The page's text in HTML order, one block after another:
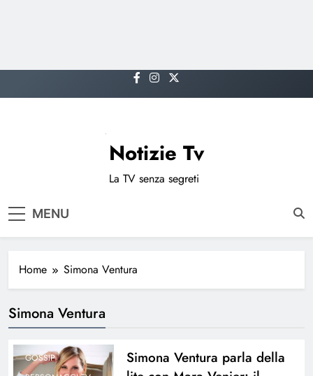
to
Notizie Tv
La TV senza segreti
MENU
Home Simona Ventura
Simona Ventura
GOSSIP
Simona Ventura parla della